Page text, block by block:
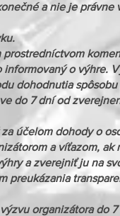
a nie je právne
o výhre.
dohodnutia
do 7 dní od
účelom dohody o
a víťazom,
a zverejniť ju na
preukázania
organizátora do